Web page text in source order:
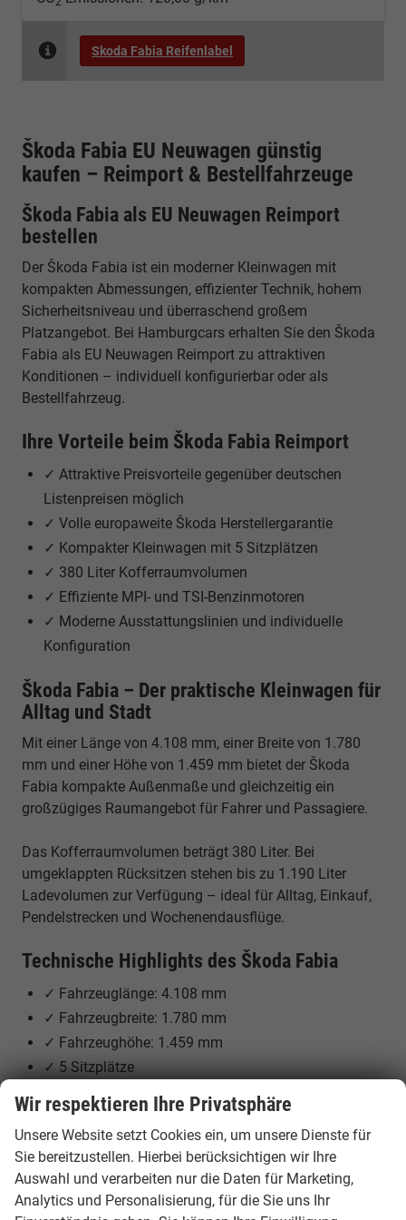
Skoda Fabia Reifenlabel
Škoda Fabia EU Neuwagen günstig
kaufen – Reimport & Bestellfahrzeuge
Škoda Fabia als EU Neuwagen Reimport
bestellen
Der Škoda Fabia ist ein moderner Kleinwagen mit
kompakten Abmessungen, effizienter Technik, hohem
Sicherheitsniveau und überraschend großem
Platzangebot. Bei Hamburgcars erhalten Sie den Škoda
Fabia als EU Neuwagen Reimport zu attraktiven
Konditionen – individuell konfigurierbar oder als
Bestellfahrzeug.
Ihre Vorteile beim Škoda Fabia Reimport
✓ Attraktive Preisvorteile gegenüber deutschen
Listenpreisen möglich
✓ Volle europaweite Škoda Herstellergarantie
✓ Kompakter Kleinwagen mit 5 Sitzplätzen
✓ 380 Liter Kofferraumvolumen
✓ Effiziente MPI- und TSI-Benzinmotoren
✓ Moderne Ausstattungslinien und individuelle
Konfiguration
Škoda Fabia – Der praktische Kleinwagen für
Alltag und Stadt
Mit einer Länge von 4.108 mm, einer Breite von 1.780
mm und einer Höhe von 1.459 mm bietet der Škoda
Fabia kompakte Außenmaße und gleichzeitig ein
großzügiges Raumangebot für Fahrer und Passagiere.
Das Kofferraumvolumen beträgt 380 Liter. Bei
umgeklappten Rücksitzen stehen bis zu 1.190 Liter
Ladevolumen zur Verfügung – ideal für Alltag, Einkauf,
Pendelstrecken und Wochenendausflüge.
Technische Highlights des Škoda Fabia
✓ Fahrzeuglänge: 4.108 mm
✓ Fahrzeugbreite: 1.780 mm
✓ Fahrzeughöhe: 1.459 mm
✓ 5 Sitzplätze
✓ Effiziente Benzinmotoren
✓ Leistung je nach Variante von 80 PS bis 150 PS
✓ Frontantrieb
✓ 5- oder 6-Gang-Schaltgetriebe oder 7-Gang-DSG je
nach Version
Wir respektieren Ihre Privatsphäre
Unsere Website setzt Cookies ein, um unsere Dienste für
Sie bereitzustellen. Hierbei berücksichtigen wir Ihre
Auswahl und verarbeiten nur die Daten für Marketing,
Analytics und Personalisierung, für die Sie uns Ihr